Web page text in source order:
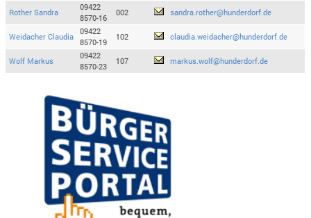
Rother Sandra
09422
8570-16
002 sandra.rother@hunderdorf.de
Weidacher Claudia
09422
8570-19
102 claudia.weidacher@hunderdorf.de
Wolf Markus
09422
8570-23
107 markus.wolf@hunderdorf.de